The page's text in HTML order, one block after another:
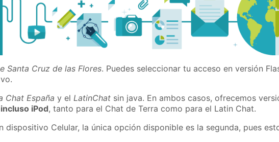
Santa Cruz de las Flores. Puedes seleccionar tu acceso en versión
Chat España y elLatinChat sin java. En ambos casos, ofrecemos
iPod, tanto para el Chat de Terra como para el Latin Chat.
dispositivo Celular, la única opción disponible es la segunda, pues